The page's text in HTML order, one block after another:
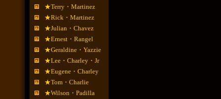
★Terry・Martinez
★Rick・Martinez
★Julian・Chavez
★Ernest・Rangel
★Geraldine・Yazzie
★Lee・Charley・Jr
★Eugene・Charley
★Tom・Charlie
★Wilson・Padilla